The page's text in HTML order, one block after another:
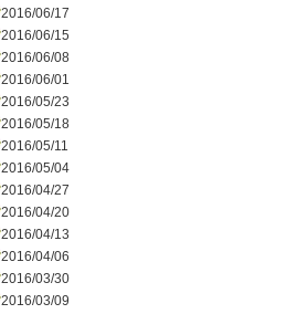
2016/06/17
2016/06/15
2016/06/08
2016/06/01
2016/05/23
2016/05/18
2016/05/11
2016/05/04
2016/04/27
2016/04/20
2016/04/13
2016/04/06
2016/03/30
2016/03/09